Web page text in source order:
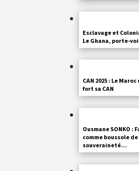
Esclavage et
Le Ghana, porte-
CAN 2025 : Le
fort sa CAN
Ousmane SONKO :
comme boussole de
souveraineté…